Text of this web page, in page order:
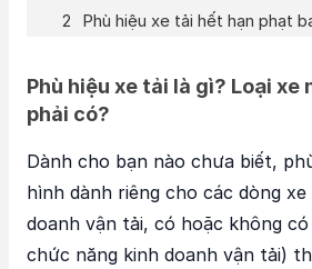
Phù hiệu xe tải hết hạn phạt
Phù hiệu xe tải là gì? Loại xe
phải có?
Dành cho bạn nào chưa biết,
hình dành riêng cho các dòng
doanh vận tải, có hoặc không
chức năng kinh doanh vận tải)